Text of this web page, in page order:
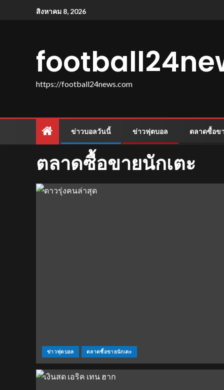
สิงหาคม 8, 2026
https://football24news.com
ข่าวบอลวันนี้ ข่าวฟุตบอล ตลาดซื้อข
ตลาดซื้อขายนักเตะ
ข่าวฟุตบอล ตลาดซื้อขายนักเตะ